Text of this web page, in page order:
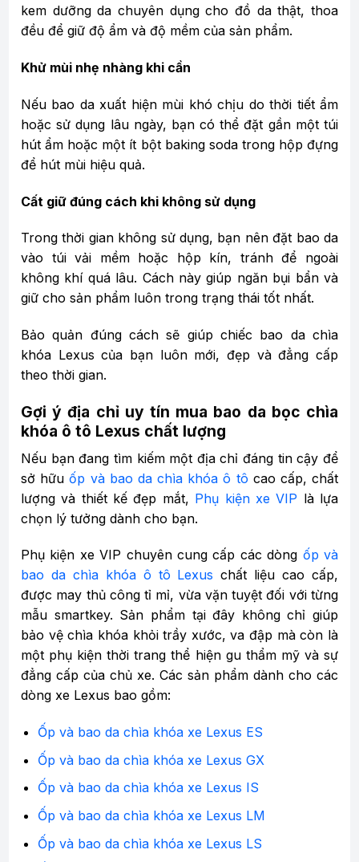
kem dưỡng da chuyên dụng cho đồ da thật, thoa
đều để giữ độ ẩm và độ mềm của sản phẩm.
Khử mùi nhẹ nhàng khi cần
Nếu bao da xuất hiện mùi khó chịu do thời tiết ẩm
hoặc sử dụng lâu ngày, bạn có thể đặt gần một túi
hút ẩm hoặc một ít bột baking soda trong hộp đựng
để hút mùi hiệu quả.
Cất giữ đúng cách khi không sử dụng
Trong thời gian không sử dụng, bạn nên đặt bao da
vào túi vải mềm hoặc hộp kín, tránh để ngoài
không khí quá lâu. Cách này giúp ngăn bụi bẩn và
giữ cho sản phẩm luôn trong trạng thái tốt nhất.
Bảo quản đúng cách sẽ giúp chiếc bao da chìa
khóa Lexus của bạn luôn mới, đẹp và đẳng cấp
theo thời gian.
Gợi ý địa chỉ uy tín mua bao da bọc chìa
khóa ô tô Lexus chất lượng
Nếu bạn đang tìm kiếm một địa chỉ đáng tin cậy để
sở hữuốp và bao da chìa khóa ô tô cao cấp, chất
lượng và thiết kế đẹp mắt, Phụ kiện xe VIP là lựa
chọn lý tưởng dành cho bạn.
Phụ kiện xe VIP chuyên cung cấp các dòng ốp và
bao da chìa khóa ô tô Lexus chất liệu cao cấp,
được may thủ công tỉ mỉ, vừa vặn tuyệt đối với từng
mẫu smartkey. Sản phẩm tại đây không chỉ giúp
bảo vệ chìa khóa khỏi trầy xước, va đập mà còn là
một phụ kiện thời trang thể hiện gu thẩm mỹ và sự
đẳng cấp của chủ xe. Các sản phẩm dành cho các
dòng xe Lexus bao gồm:
Ốp và bao da chìa khóa xe Lexus ES
Ốp và bao da chìa khóa xe Lexus GX
Ốp và bao da chìa khóa xe Lexus IS
Ốp và bao da chìa khóa xe Lexus LM
Ốp và bao da chìa khóa xe Lexus LS